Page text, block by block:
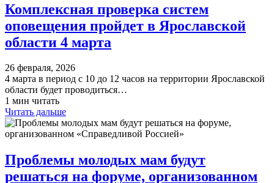
​Комплексная проверка систем
оповещения пройдет в Ярославской
области 4 марта
26 февраля, 2026
4 марта в период с 10 до 12 часов на территории Ярославской
области будет проводиться…
1 мин читать
Читать дальше
Проблемы молодых мам будут
решаться на форуме, организованном